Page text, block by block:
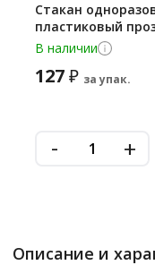
Стакан
пластиковый
В наличии
127₽ за упак.
- +
Описание и